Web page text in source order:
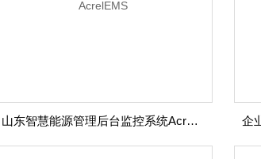
山东智慧能源管理后台监控系统AcrelEMS